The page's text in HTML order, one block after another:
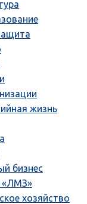
жизнь
бизнес
хозяйство